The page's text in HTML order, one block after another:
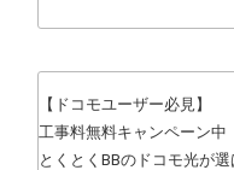
【ドコモユーザー必見】
工事料無料キャンペーン中
とくとくBBのドコモ光が